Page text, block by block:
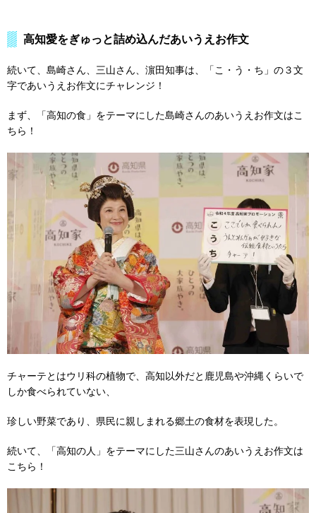
高知愛をぎゅっと詰め込んだあいうえお作文
続いて、島崎さん、三山さん、濵田知事は、「こ・う・ち」の３文
字であいうえお作文にチャレンジ！
まず、「高知の食」をテーマにした島崎さんのあいうえお作文はこ
ちら！
チャーテとはウリ科の植物で、高知以外だと鹿児島や沖縄くらいで
しか食べられていない、
珍しい野菜であり、県民に親しまれる郷土の食材を表現した。
続いて、「高知の人」をテーマにした三山さんのあいうえお作文は
こちら！